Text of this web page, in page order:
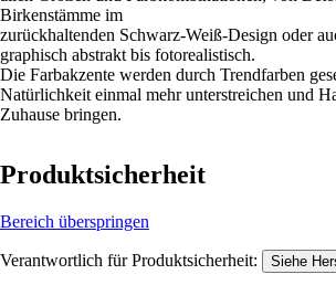
Birkenstämme im
zurückhaltenden Schwarz-Weiß-Design oder
graphisch abstrakt bis fotorealistisch.
Die Farbakzente werden durch Trendfarben
Natürlichkeit einmal mehr unterstreichen und
Zuhause bringen.
Produktsicherheit
Bereich überspringen
Verantwortlich für Produktsicherheit: Siehe